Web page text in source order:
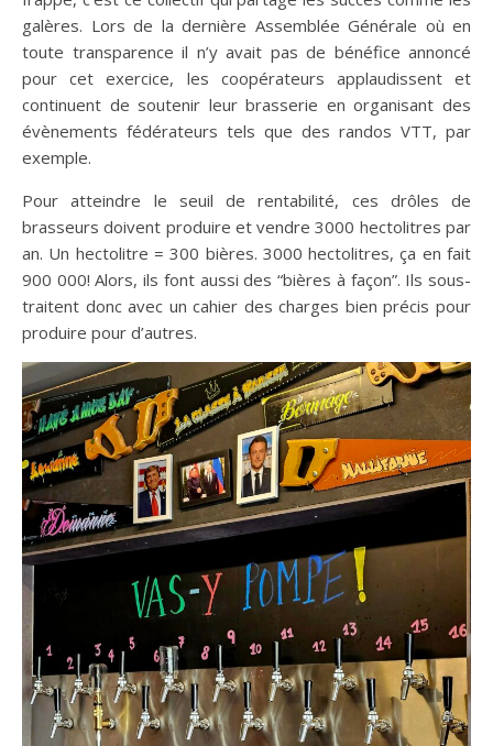
galères. Lors de la dernière Assemblée Générale où en
toute transparence il n’y avait pas de bénéfice annoncé
pour cet exercice, les coopérateurs applaudissent et
continuent de soutenir leur brasserie en organisant des
évènements fédérateurs tels que des randos VTT, par
exemple.
Pour atteindre le seuil de rentabilité, ces drôles de
brasseurs doivent produire et vendre 3000 hectolitres par
an. Un hectolitre = 300 bières. 3000 hectolitres, ça en fait
900 000! Alors, ils font aussi des “bières à façon”. Ils sous-
traitent donc avec un cahier des charges bien précis pour
produire pour d’autres.